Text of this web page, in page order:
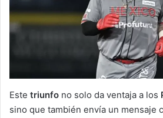
Este triunfo no solo da ventaja a los
sino que también envía un mensaje